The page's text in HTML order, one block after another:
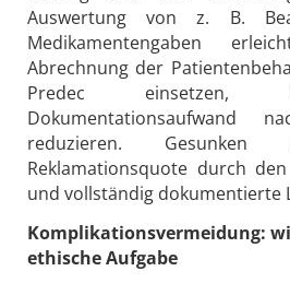
Auswertung von z. B.
Medikamentengaben
Abrechnung der
Predec einsetzen,
Dokumentationsaufwand
reduzieren.
Reklamationsquote durch
und vollständig dokumentierte
Komplikationsvermeidung:
ethische Aufgabe